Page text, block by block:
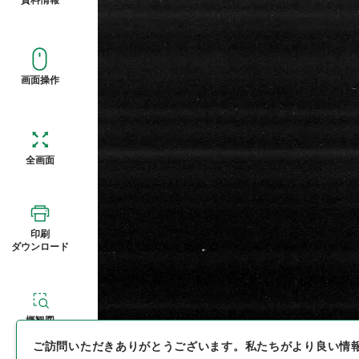
画面操作
全画面
印刷
ダウンロード
概観図
ご訪問いただきありがとうございます。 私たちがより良い情